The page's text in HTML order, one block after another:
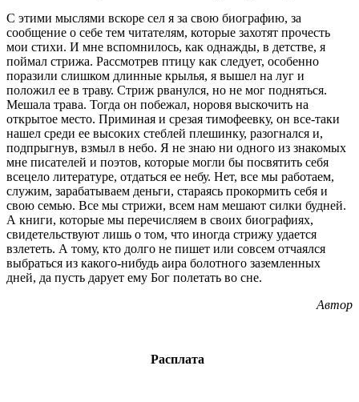
С этими мыслями вскоре сел я за свою биографию, за
сообщение о себе тем читателям, которые захотят прочесть
мои стихи. И мне вспомнилось, как однажды, в детстве, я
поймал стрижа. Рассмотрев птицу как следует, особенно
поразили слишком длинные крылья, я вышел на луг и
положил ее в траву. Стриж рванулся, но не мог подняться.
Мешала трава. Тогда он побежал, норовя выскочить на
открытое место. Приминая и срезая тимофеевку, он все-таки
нашел среди ее высоких стеблей плешинку, разогнался и,
подпрыгнув, взмыл в небо. Я не знаю ни одного из знакомых
мне писателей и поэтов, которые могли бы посвятить себя
всецело литературе, отдаться ее небу. Нет, все мы работаем,
служим, зарабатываем деньги, стараясь прокормить себя и
свою семью. Все мы стрижи, всем нам мешают силки будней.
А книги, которые мы перечисляем в своих биографиях,
свидетельствуют лишь о том, что иногда стрижу удается
взлететь. А тому, кто долго не пишет или совсем отчаялся
выбраться из какого-нибудь аира болотного заземленных
дней, да пусть дарует ему Бог полетать во сне.
Автор
Расплата